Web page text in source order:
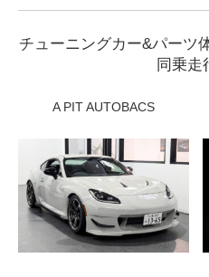
チューニングカー&パーツ
同乗走
A PIT AUTOBACS